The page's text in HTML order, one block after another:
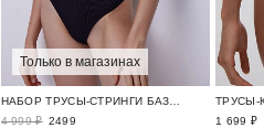
Только в магазинах
4 999 ₽ 2499
1 699 ₽